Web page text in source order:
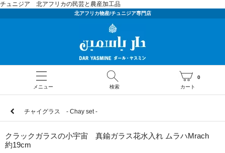
チュニジア 北アフリカの民芸と農産加工品
北アフリカ物産/チュニジア専門店
メニュー 検索 カート
0
チャイグラス - Chay set -
クラックガラスの小宇宙 真鍮ガラス花水入れ ムラハMrach
約19cm